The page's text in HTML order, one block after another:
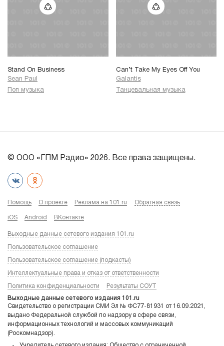
Stand On Business
Sean Paul
Поп музыка
Can’t Take My Eyes Off You
Galantis
Танцевальная музыка
© ООО «ГПМ Радио» 2026. Все права защищены.
Помощь О проекте Реклама на 101.ru Обратная связь
iOS Android ВКонтакте
Выходные данные сетевого издания 101.ru
Пользовательское соглашение
Пользовательское соглашение (подкасты)
Интеллектуальные права и отказ от ответственности
Политика конфиденциальности Результаты СОУТ
Выходные данные сетевого издания 101.ru
Свидетельство о регистрации СМИ Эл № ФС77-81931 от 16.09.2021,
выдано Федеральной службой по надзору в сфере связи,
информационных технологий и массовых коммуникаций
(Роскомнадзор).